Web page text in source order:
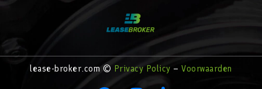
lease-broker.com © Privacy Policy –Voorwaarden